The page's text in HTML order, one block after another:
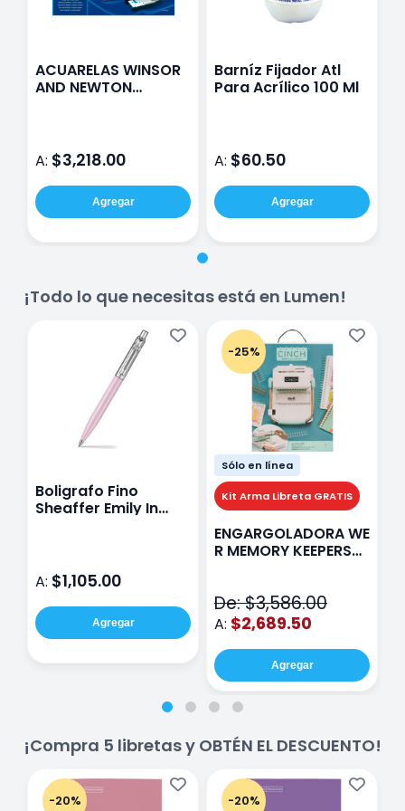
ACUARELAS WINSOR
AND NEWTON
A: $3,218.00
Agregar
Barníz Fijador Atl
Para Acrílico 100 Ml
A: $60.50
Agregar
¡Todo lo que necesitas está en Lumen!
Boligrafo Fino
Sheaffer Emily In
A: $1,105.00
Agregar
-25%
Sólo en línea
Kit Arma Libreta GRATIS
ENGARGOLADORA WE
R MEMORY KEEPERS
De: $3,586.00
A: $2,689.50
Agregar
¡Compra 5 libretas y OBTÉN EL DESCUENTO!
-20% -20%